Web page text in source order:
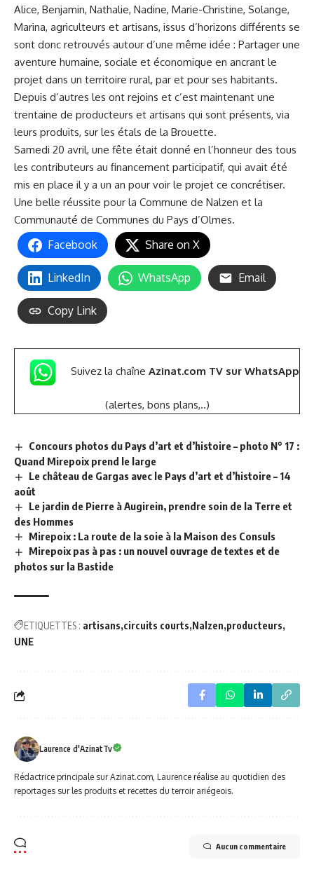
Alice, Benjamin, Nathalie, Nadine, Marie-Christine, Solange,
Marina, agriculteurs et artisans, issus d’horizons différents se
sont donc retrouvés autour d’une même idée : Partager une
aventure humaine, sociale et économique en ancrant le
projet dans un territoire rural, par et pour ses habitants.
Depuis d’autres les ont rejoins et c’est maintenant une
trentaine de producteurs et artisans qui sont présents, via
leurs produits, sur les étals de la Brouette.
Samedi 20 avril, une fête était donné en l’honneur des tous
les contributeurs au financement participatif, qui avait été
mis en place il y a un an pour voir le projet ce concrétiser.
Une belle réussite pour la Commune de Nalzen et la
Communauté de Communes du Pays d’Olmes.
Facebook Share on X
LinkedIn WhatsApp Email
Copy Link
Suivez la chaîne Azinat.com TV sur WhatsApp
(alertes, bons plans,..)
Concours photos du Pays d’art et d’histoire – photo N° 17 :
Quand Mirepoix prend le large
Le château de Gargas avec le Pays d’art et d’histoire – 14
août
Le jardin de Pierre à Augirein, prendre soin de la Terre et
des Hommes
Mirepoix : La route de la soie à la Maison des Consuls
Mirepoix pas à pas : un nouvel ouvrage de textes et de
photos sur la Bastide
ETIQUETTES : artisans circuits courts Nalzen producteurs
UNE
Laurence d'AzinatTv
Rédactrice principale sur Azinat.com, Laurence réalise au quotidien des
reportages sur les produits et recettes du terroir ariégeois.
Aucun commentaire